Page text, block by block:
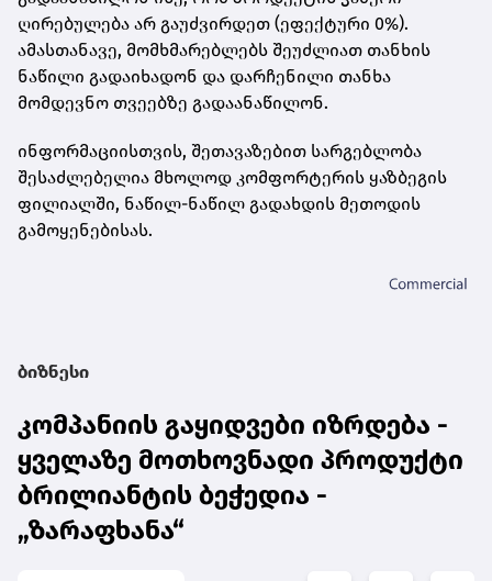
ღირებულება არ გაუძვირდეთ (ეფექტური 0%).
ამასთანავე, მომხმარებლებს შეუძლიათ თანხის
ნაწილი გადაიხადონ და დარჩენილი თანხა
მომდევნო თვეებზე გადაანაწილონ.
ინფორმაციისთვის, შეთავაზებით სარგებლობა
შესაძლებელია მხოლოდ კომფორტერის ყაზბეგის
ფილიალში, ნაწილ-ნაწილ გადახდის მეთოდის
გამოყენებისას.
ბიზნესი
კომპანიის გაყიდვები იზრდება -
ყველაზე მოთხოვნადი პროდუქტი
ბრილიანტის ბეჭედია -
„ზარაფხანა“